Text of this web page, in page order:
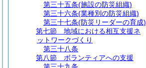
第三十五条(施設の防災組織)
第三十六条(業種別の防災組織)
第三十七条(防災リーダーの育成)
第七節
地域における相互支援ネ
ットワークづくり
第三十八条
第八節
ボランティアへの支援